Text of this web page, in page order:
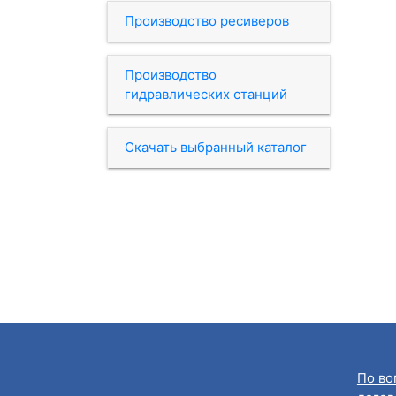
Производство ресиверов
Производство
гидравлических станций
Скачать выбранный каталог
По